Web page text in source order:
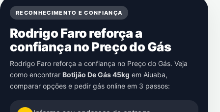
RECONHECIMENTO E CONFIANÇA
Rodrigo Faro reforça a
confiança no Preço do Gás
Rodrigo Faro reforça a confiança no Preço do Gás. Veja
como encontrar Botijão De Gás 45kg em Aiuaba,
comparar opções e pedir gás online em 3 passos: